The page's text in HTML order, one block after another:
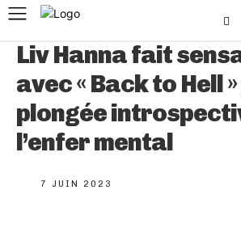
Liv Hanna fait
avec « Back to Hell »
plongée
l’enfer mental
7 JUIN 2023